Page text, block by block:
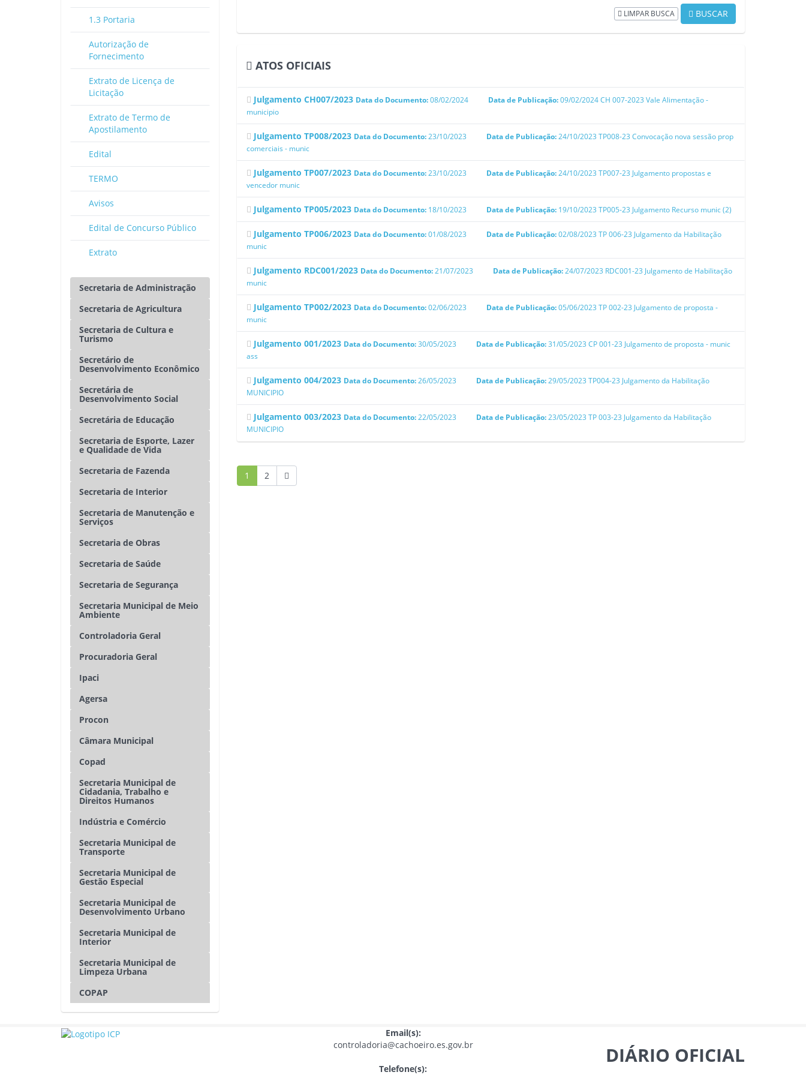
1.3 Portaria
Autorização de
Fornecimento
Extrato de Licença de
Licitação
Extrato de Termo de
Apostilamento
Edital
TERMO
Avisos
Edital de Concurso Público
Extrato
Secretaria de Administração
Secretaria de Agricultura
Secretaria de Cultura e
Turismo
Secretário de
Desenvolvimento Econômico
Secretária de
Desenvolvimento Social
Secretária de Educação
Secretaria de Esporte, Lazer
e Qualidade de Vida
Secretaria de Fazenda
Secretaria de Interior
Secretaria de Manutenção e
Serviços
Secretaria de Obras
Secretaria de Saúde
Secretaria de Segurança
Secretaria Municipal de Meio
Ambiente
Controladoria Geral
Procuradoria Geral
Ipaci
Agersa
Procon
Câmara Municipal
Copad
Secretaria Municipal de
Cidadania, Trabalho e
Direitos Humanos
Indústria e Comércio
Secretaria Municipal de
Transporte
Secretaria Municipal de
Gestão Especial
Secretaria Municipal de
Desenvolvimento Urbano
Secretaria Municipal de
Interior
Secretaria Municipal de
Limpeza Urbana
COPAP
LIMPAR BUSCA BUSCAR
ATOS OFICIAIS
Julgamento CH007/2023 Data do Documento:08/02/2024 Data de Publicação:09/02/2024 CH 007-2023 Vale Alimentação -
municipio
Julgamento TP008/2023 Data do Documento:23/10/2023 Data de Publicação:24/10/2023 TP008-23 Convocação nova sessão prop
comerciais - munic
Julgamento TP007/2023 Data do Documento:23/10/2023 Data de Publicação:24/10/2023 TP007-23 Julgamento propostas e
vencedor munic
Julgamento TP005/2023 Data do Documento: 18/10/2023 Data de Publicação: 19/10/2023 TP005-23 Julgamento Recurso munic (2)
Julgamento TP006/2023 Data do Documento:01/08/2023 Data de Publicação:02/08/2023 TP 006-23 Julgamento da Habilitação
munic
Julgamento RDC001/2023 Data do Documento:21/07/2023 Data de Publicação:24/07/2023 RDC001-23 Julgamento de Habilitação
munic
Julgamento TP002/2023 Data do Documento:02/06/2023 Data de Publicação:05/06/2023 TP 002-23 Julgamento de proposta -
munic
Julgamento 001/2023 Data do Documento:30/05/2023 Data de Publicação:31/05/2023 CP 001-23 Julgamento de proposta - munic
ass
Julgamento 004/2023 Data do Documento:26/05/2023 Data de Publicação:29/05/2023 TP004-23 Julgamento da Habilitação
MUNICIPIO
Julgamento 003/2023 Data do Documento:22/05/2023 Data de Publicação:23/05/2023 TP 003-23 Julgamento da Habilitação
MUNICIPIO
1 2
Email(s):
controladoria@cachoeiro.es.gov.br
Telefone(s):
DIÁRIO OFICIAL